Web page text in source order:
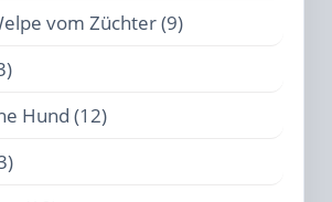
vom Züchter (9)
Hund (12)